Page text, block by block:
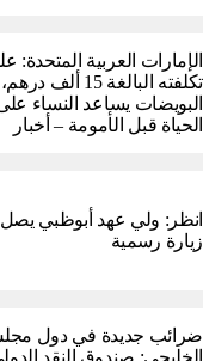
الإمارات العربية
تكلفته البالغة
البويضات يساعد النساء
الحياة قبل الأمومة – أخبار
انظر: ولي عهد أبوظبي يصل
زيارة رسمية
ضرائب جديدة في دول